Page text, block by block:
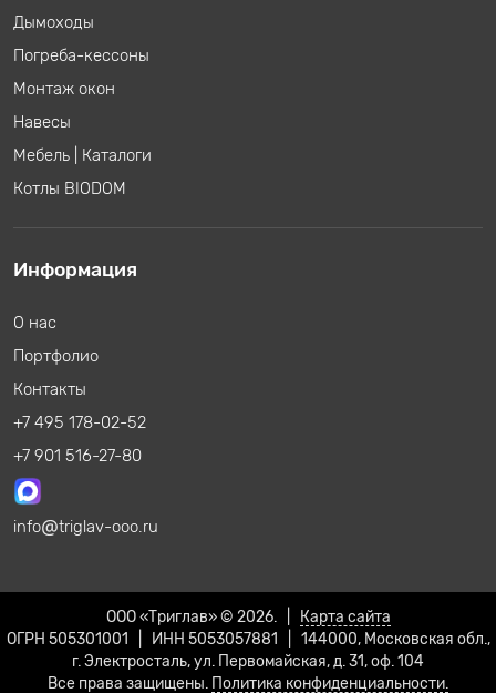
Дымоходы
Погреба-кессоны
Монтаж окон
Навесы
Мебель
Каталоги
Котлы BIODOM
Информация
О нас
Портфолио
Контакты
+7 495 178-02-52
+7 901 516-27-80
info triglav-ooo.ru
ООО «Триглав» © 2026. |
Карта сайта
ОГРН 505301001 | ИНН 5053057881 | 144000, Московская обл.,
г. Электросталь, ул. Первомайская, д. 31, оф. 104
Все права защищены. Политика конфиденциальности.